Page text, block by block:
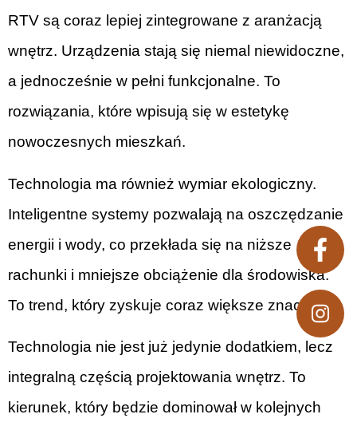
RTV są coraz lepiej zintegrowane z aranżacją
wnętrz. Urządzenia stają się niemal niewidoczne,
a jednocześnie w pełni funkcjonalne. To
rozwiązania, które wpisują się w estetykę
nowoczesnych mieszkań.
Technologia ma również wymiar ekologiczny.
Inteligentne systemy pozwalają na oszczędzanie
energii i wody, co przekłada się na niższe
rachunki i mniejsze obciążenie dla środowiska.
To trend, który zyskuje coraz większe znaczenie.
Technologia nie jest już jedynie dodatkiem, lecz
integralną częścią projektowania wnętrz. To
kierunek, który będzie dominował w kolejnych